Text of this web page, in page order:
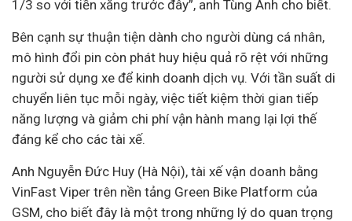
1/3 so với tiền xăng trước đây”, anh Tùng Anh cho biết.
Bên cạnh sự thuận tiện dành cho người dùng cá nhân,
mô hình đổi pin còn phát huy hiệu quả rõ rệt với những
người sử dụng xe để kinh doanh dịch vụ. Với tần suất di
chuyển liên tục mỗi ngày, việc tiết kiệm thời gian tiếp
năng lượng và giảm chi phí vận hành mang lại lợi thế
đáng kể cho các tài xế.
Anh Nguyễn Đức Huy (Hà Nội), tài xế vận doanh bằng
VinFast Viper trên nền tảng Green Bike Platform của
GSM, cho biết đây là một trong những lý do quan trọng